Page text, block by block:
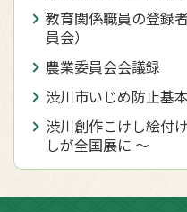
教育関係職員の登録
員会）
農業委員会会議録
渋川市いじめ防止基
渋川創作こけし絵付
しが全国展に ～